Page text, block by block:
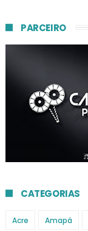
PARCEIRO
CATEGORIAS
Acre Amapá